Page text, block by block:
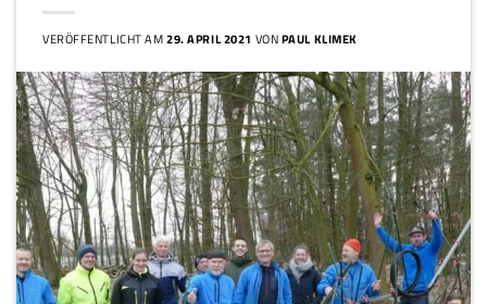
VERÖFFENTLICHT AM29. APRIL 2021 VONPAUL KLIMEK